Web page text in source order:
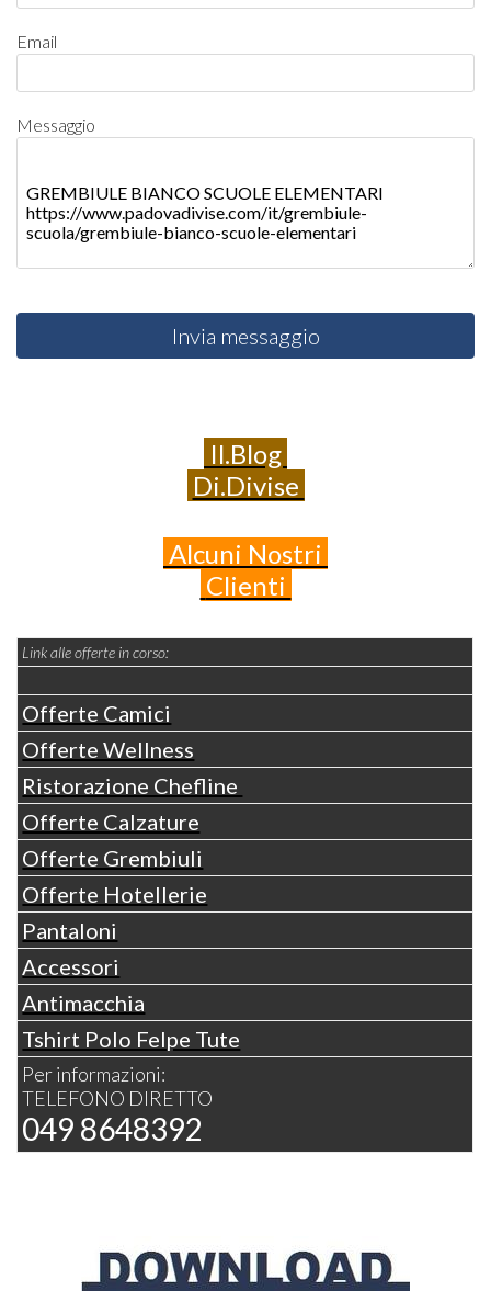
Email
Messaggio
Invia messaggio
Il.Blog
Di.Divise
Alcuni Nostri
Clienti
Link alle offerte in corso:
Offerte Camici
Offerte Wellness
Ristorazione Chefline
Offerte Calzature
Offerte Grembiuli
Offerte Hotellerie
Pantaloni
Accessori
Antimacchia
Tshirt Polo Felpe Tute
Per informazioni:
TELEFONO DIRETTO
049 8648392